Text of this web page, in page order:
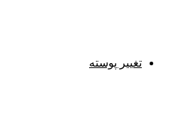
تغییر پوسته